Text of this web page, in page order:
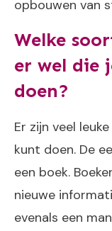
opbouwen van
Welke
er wel die
doen?
Er zijn veel
kunt doen. De
een boek.
nieuwe
evenals een